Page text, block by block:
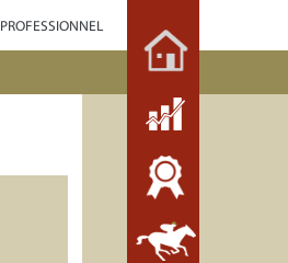
PROFESSIONNEL